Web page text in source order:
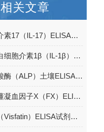
相关文章
白细胞介素17（IL-17）ELISA试剂盒的特点及优势
什么是白细胞介素1β（IL-1β）ELISA试剂盒？
碱性磷酸酶（ALP）土壤ELISA的操作方法
一文搞懂凝血因子X（FX）ELISA试剂盒的特点
内脂素（Visfatin）ELISA试剂盒的特点与优势